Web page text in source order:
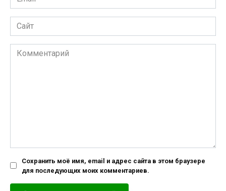
*
Сайт
Комментарий
Сохранить моё имя, email и адрес сайта в этом браузере
для последующих моих комментариев.